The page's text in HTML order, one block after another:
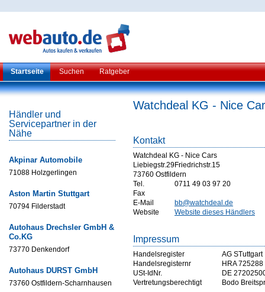
Startseite Suchen Ratgeber
Händler und
Servicepartner in der
Nähe
Akpinar Automobile
71088 Holzgerlingen
Aston Martin Stuttgart
70794 Filderstadt
Autohaus Drechsler GmbH &
Co.KG
73770 Denkendorf
Autohaus DURST GmbH
73760 Ostfildern-Scharnhausen
Watchdeal KG - Nice
Kontakt
Watchdeal KG - Nice Cars
Liebiegstr.29Friedrichstr.15
73760 Ostfildern
Tel.
0711 49 03 97 20
Fax
E-Mail
bb@watchdeal.de
Website
Website dieses Händlers
Impressum
Handelsregister
AG STuttgart
Handelsregisternr
HRA 725288
USt-IdNr.
DE
Vertretungsberechtigt
Bodo